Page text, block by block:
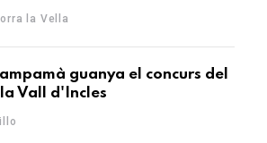
la Vella
guanya el concurs del
Vall d'Incles